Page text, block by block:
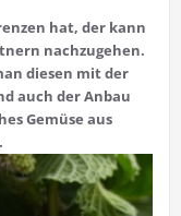
hat, der kann
nachzugehen.
diesen mit der
auch der Anbau
Gemüse aus